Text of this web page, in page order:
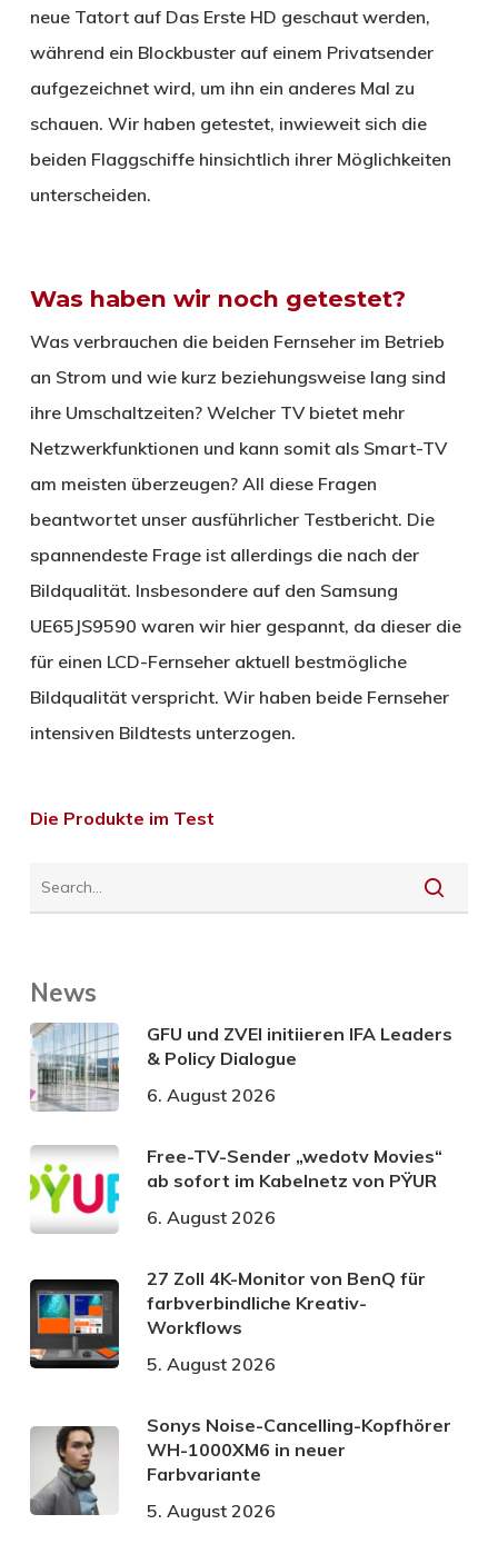
neue Tatort auf Das Erste HD geschaut werden,
während ein Blockbuster auf einem Privatsender
aufgezeichnet wird, um ihn ein anderes Mal zu
schauen. Wir haben getestet, inwieweit sich die
beiden Flaggschiffe hinsichtlich ihrer Möglichkeiten
unterscheiden.
Was haben wir noch getestet?
Was verbrauchen die beiden Fernseher im Betrieb
an Strom und wie kurz beziehungsweise lang sind
ihre Umschaltzeiten? Welcher TV bietet mehr
Netzwerkfunktionen und kann somit als Smart-TV
am meisten überzeugen? All diese Fragen
beantwortet unser ausführlicher Testbericht. Die
spannendeste Frage ist allerdings die nach der
Bildqualität. Insbesondere auf den Samsung
UE65JS9590 waren wir hier gespannt, da dieser die
für einen LCD-Fernseher aktuell bestmögliche
Bildqualität verspricht. Wir haben beide Fernseher
intensiven Bildtests unterzogen.
Die Produkte im Test
News
GFU und ZVEI initiieren IFA Leaders
& Policy Dialogue
6. August 2026
Free-TV-Sender „wedotv Movies“
ab sofort im Kabelnetz von PŸUR
6. August 2026
27 Zoll 4K-Monitor von BenQ für
farbverbindliche Kreativ-
Workflows
5. August 2026
Sonys Noise-Cancelling-Kopfhörer
WH-1000XM6 in neuer
Farbvariante
5. August 2026